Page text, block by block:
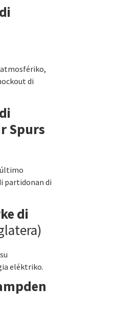
atmosfériko,
di
Spurs
último
partidonan di
di
eléktriko.